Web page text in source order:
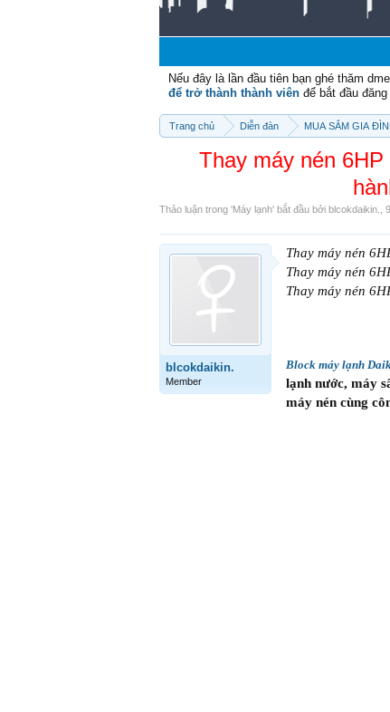
Nếu đây là lần đầu tiên bạn ghé thăm
để trở thành thành viên để bắt đầu
Trang chủ Diễn đàn MUA SẮM GIA
Thay máy nén
Thảo luận trong 'Máy lạnh' bắt đầu bởi blcokdaikin.
blcokdaikin.
Member
Thay máy nén
Thay máy nén
Thay máy nén
Block máy lạnh
lạnh nước, máy
máy nén cùng